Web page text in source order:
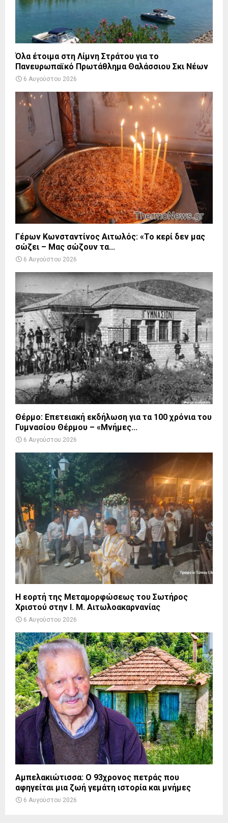
Όλα έτοιμα στη Λίμνη Στράτου για το
Πανευρωπαϊκό Πρωτάθλημα Θαλάσσιου Σκι Νέων
6 Αυγούστου 2026
Γέρων Κωνσταντίνος Αιτωλός: «Το κερί δεν μας
σώζει – Μας σώζουν τα...
6 Αυγούστου 2026
Θέρμο: Επετειακή εκδήλωση για τα 100 χρόνια του
Γυμνασίου Θέρμου – «Μνήμες...
6 Αυγούστου 2026
Η εορτή της Μεταμορφώσεως του Σωτήρος
Χριστού στην Ι. Μ. Αιτωλοακαρνανίας
6 Αυγούστου 2026
Αμπελακιώτισσα: Ο 93χρονος πετράς που
αφηγείται μια ζωή γεμάτη ιστορία και μνήμες
6 Αυγούστου 2026